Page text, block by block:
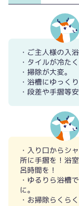
・ご主人様の入
・タイルが冷たく
・掃除が大変。
・浴槽にゆっく
・段差や手摺等
・入り口からシ
所に手摺を！浴
呂時間を！
・ゆるりら浴槽
に。
・お掃除らくら